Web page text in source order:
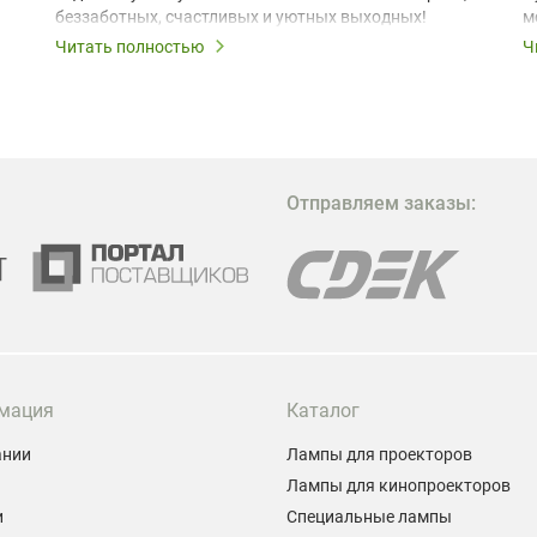
беззаботных, счастливых и уютных выходных!
Читать полностью
Отправляем заказы:
Каталог
Лампы для проекторов
Лампы для кинопроекторов
Специальные лампы